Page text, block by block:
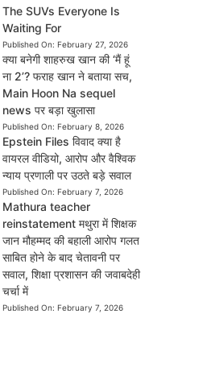
The SUVs Everyone Is
Waiting For
Published On: February 27, 2026
क्या बनेगी शाहरुख खान की ‘मैं हूं
ना 2’? फराह खान ने बताया सच,
Main Hoon Na sequel
news पर बड़ा खुलासा
Published On: February 8, 2026
Epstein Files विवाद क्या है
वायरल वीडियो, आरोप और वैश्विक
न्याय प्रणाली पर उठते बड़े सवाल
Published On: February 7, 2026
Mathura teacher
reinstatement मथुरा में शिक्षक
जान मौहम्मद की बहाली आरोप गलत
साबित होने के बाद चेतावनी पर
सवाल, शिक्षा प्रशासन की जवाबदेही
चर्चा में
Published On: February 7, 2026